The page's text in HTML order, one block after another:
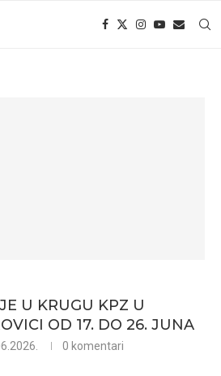
U KRUGU KPZ U
OD 17. DO 26. JUNA
0 komentari